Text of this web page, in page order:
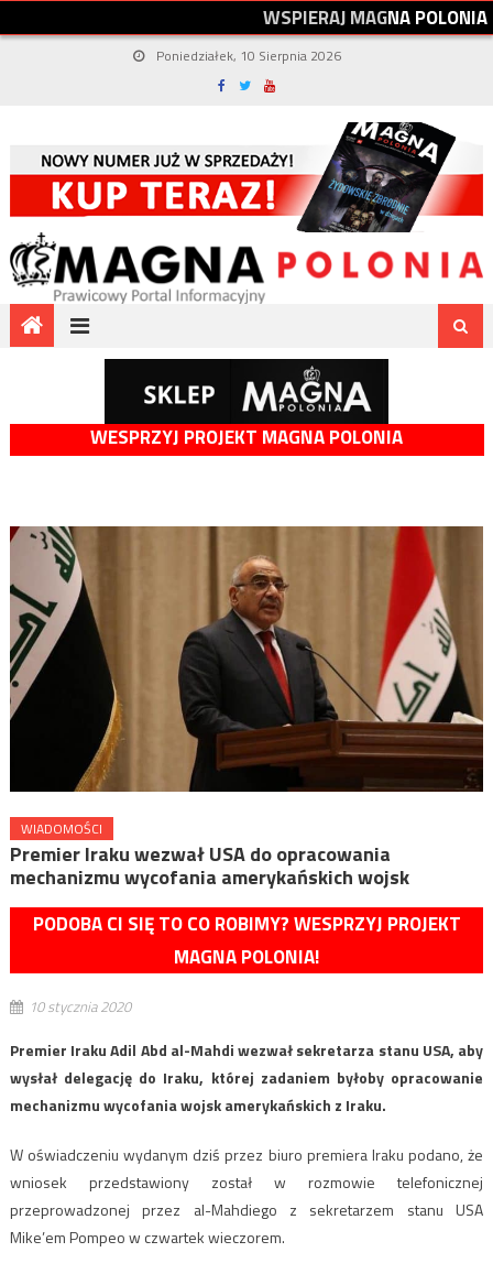
WSPIERAJMAGNAPOLONIA
Poniedziałek, 10 Sierpnia 2026
WESPRZYJ PROJEKT MAGNA POLONIA
WIADOMOŚCI
Premier Iraku wezwał USA do opracowania
mechanizmu wycofania amerykańskich wojsk
PODOBA CI SIĘ TO CO ROBIMY? WESPRZYJ PROJEKT
MAGNA POLONIA!
10 stycznia 2020
Premier Iraku Adil Abd al-Mahdi wezwał sekretarza stanu USA, aby
wysłał delegację do Iraku, której zadaniem byłoby opracowanie
mechanizmu wycofania wojsk amerykańskich z Iraku.
W oświadczeniu wydanym dziś przez biuro premiera Iraku podano, że
wniosek przedstawiony został w rozmowie telefonicznej
przeprowadzonej przez al-Mahdiego z sekretarzem stanu USA
Mike’em Pompeo w czwartek wieczorem.